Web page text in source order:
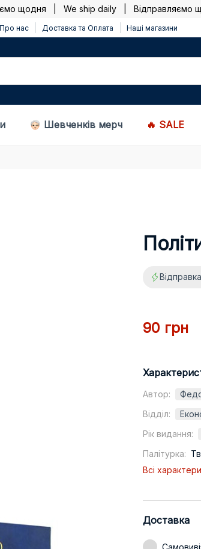
щодня | We ship daily | Відправляємо
Про нас Доставка та Оплата Наші магазини
Шевченків мерч 🔥 SALE
90 грн
Автор:
Відділ:
Рік видання:
Палітурка:
Всі
Доставка